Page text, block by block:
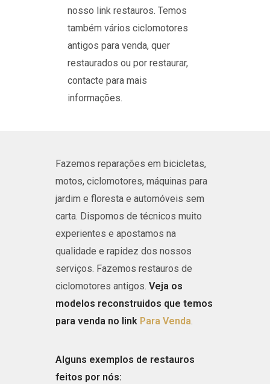
nosso link restauros. Temos
também vários ciclomotores
antigos para venda, quer
restaurados ou por restaurar,
contacte para mais
informações.
Fazemos reparações em bicicletas,
motos, ciclomotores, máquinas para
jardim e floresta e automóveis sem
carta. Dispomos de técnicos muito
experientes e apostamos na
qualidade e rapidez dos nossos
serviços. Fazemos restauros de
ciclomotores antigos. Veja os
modelos reconstruidos que temos
para venda no link Para Venda.
Alguns exemplos de restauros
feitos por nós: